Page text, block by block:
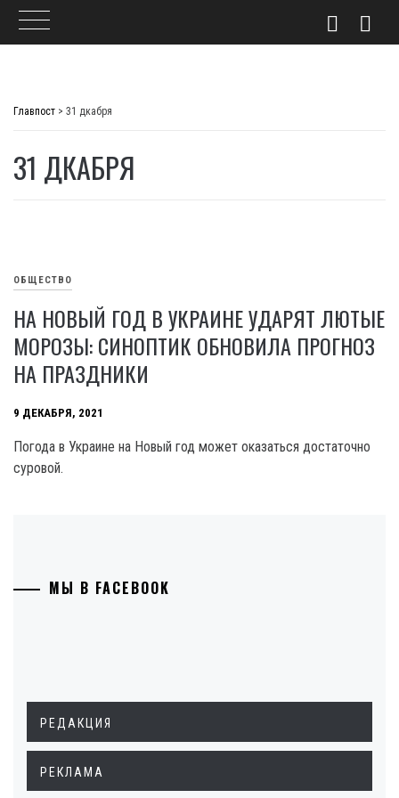
Главпост > 31 дкабря
31 ДКАБРЯ
ОБЩЕСТВО
НА НОВЫЙ ГОД В УКРАИНЕ УДАРЯТ ЛЮТЫЕ
МОРОЗЫ: СИНОПТИК ОБНОВИЛА ПРОГНОЗ
НА ПРАЗДНИКИ
9 ДЕКАБРЯ, 2021
Погода в Украине на Новый год может оказаться достаточно
суровой.
МЫ В FACEBOOK
РЕДАКЦИЯ
РЕКЛАМА